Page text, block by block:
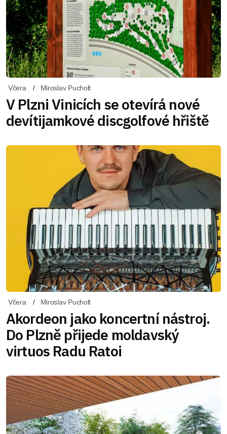
Včera Miroslav Pucholt
V Plzni Vinicích se otevírá nové
devítijamkové discgolfové hřiště
Včera Miroslav Pucholt
Akordeon jako koncertní nástroj.
Do Plzně přijede moldavský
virtuos Radu Ratoi